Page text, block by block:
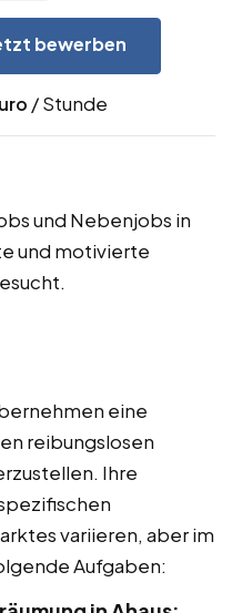
bewerben
/ Stunde
und Nebenjobs in
und motivierte
eine
reibungslosen
Ihre
variieren, aber im
Aufgaben: